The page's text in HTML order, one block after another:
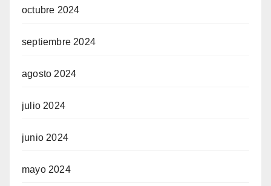
octubre 2024
septiembre 2024
agosto 2024
julio 2024
junio 2024
mayo 2024